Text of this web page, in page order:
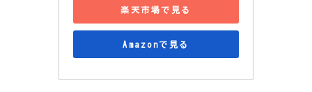
楽天市場で見る
Amazonで見る